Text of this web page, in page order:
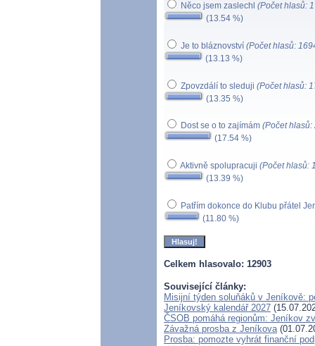
Něco jsem zaslechl (Počet hlasů:
(13.54 %)
Je to bláznovství (Počet hlasů:
(13.13 %)
Zpovzdálí to sleduji (Počet hlasů:
(13.35 %)
Dost se o to zajímám (Počet hlasů:
(17.54 %)
Aktivně spolupracuji (Počet hlasů:
(13.39 %)
Patřím dokonce do Klubu přátel
(11.80 %)
Celkem hlasovalo: 12903
Související články:
Misijní týden soluňáků v Jeníkově:
Jeníkovský kalendář 2027
ČSOB pomáhá regionům: Jeníkov
Závažná prosba z Jeníkova
Prosba: pomozte vyhrát finanční